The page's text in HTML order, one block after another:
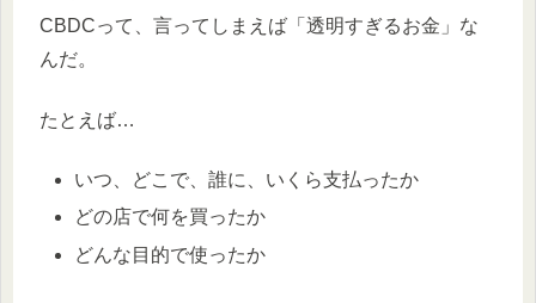
CBDCって、言ってしまえば「透明すぎるお金」な
んだ。
たとえば…
いつ、どこで、誰に、いくら支払ったか
どの店で何を買ったか
どんな目的で使ったか